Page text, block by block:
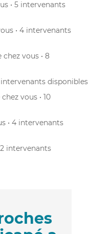
• 5 intervenants
• 4 intervenants
chez vous • 8
intervenants disponibles
chez vous • 10
• 4 intervenants
2 intervenants